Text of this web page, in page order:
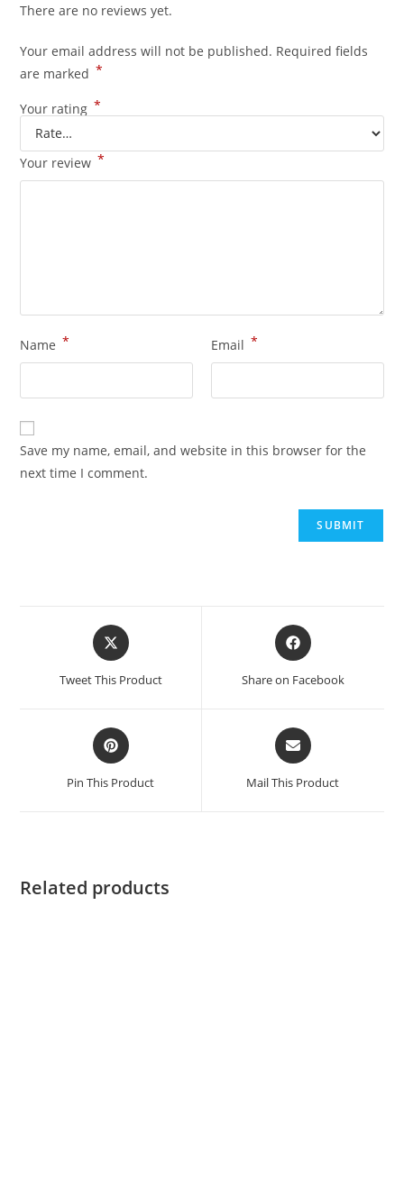
There are no reviews yet.
Your email address will not be published. Required fields
are marked *
Your rating *
Your review *
Name * Email *
Save my name, email, and website in this browser for the
next time I comment.
Tweet This Product Share on Facebook
Pin This Product Mail This Product
Related products